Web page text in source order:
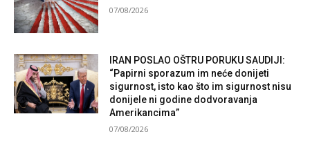
07/08/2026
IRAN POSLAO OŠTRU PORUKU SAUDIJI:
“Papirni sporazum im neće donijeti
sigurnost, isto kao što im sigurnost nisu
donijele ni godine dodvoravanja
Amerikancima”
07/08/2026